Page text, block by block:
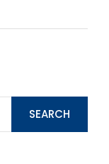
SEARCH